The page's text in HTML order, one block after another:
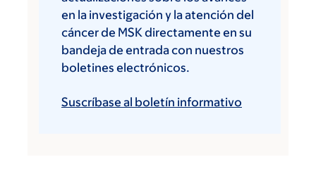
en la investigación y la atención del
cáncer de MSK directamente en su
bandeja de entrada con nuestros
boletines electrónicos.
Suscríbase al boletín informativo